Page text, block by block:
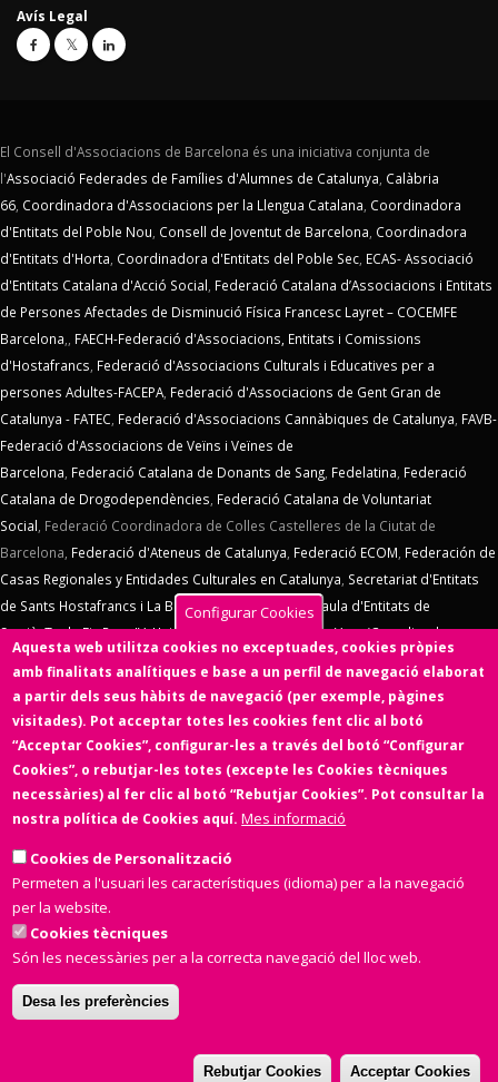
Avís Legal
El Consell d'Associacions de Barcelona és una iniciativa conjunta de
l'Associació Federades de Famílies d'Alumnes de Catalunya, Calàbria
66, Coordinadora d'Associacions per la Llengua Catalana, Coordinadora
d'Entitats del Poble Nou, Consell de Joventut de Barcelona, Coordinadora
d'Entitats d'Horta, Coordinadora d'Entitats del Poble Sec, ECAS- Associació
d'Entitats Catalana d'Acció Social, Federació Catalana d’Associacions i Entitats
de Persones Afectades de Disminució Física Francesc Layret – COCEMFE
Barcelona,, FAECH-Federació d'Associacions, Entitats i Comissions
d'Hostafrancs, Federació d'Associacions Culturals i Educatives per a
persones Adultes-FACEPA, Federació d'Associacions de Gent Gran de
Catalunya - FATEC, Federació d'Associacions Cannàbiques de Catalunya, FAVB-
Federació d'Associacions de Veïns i Veïnes de
Barcelona, Federació Catalana de Donants de Sang, Fedelatina, Federació
Catalana de Drogodependències, Federació Catalana de Voluntariat
Social, Federació Coordinadora de Colles Castelleres de la Ciutat de
Barcelona, Federació d'Ateneus de Catalunya, Federació ECOM, Federación de
Casas Regionales y Entidades Culturales en Catalunya, Secretariat d'Entitats
de Sants Hostafrancs i La Bordeta,SOS Racisme, Taula d'Entitats de
Sarrià,Taula Eix Pere IV,Unió d'Entitats de La Marina,Vern (Coordinadora
d'Entitats de La Verneda)
Xarxa d'Economia Solidària
Consell d'Associacions de Barcelona manté un conveni de col·laboració amb
Ens de l'Asociacionisme Cultural - ENS
Coordinadora Catalana de
Fundacions. El Consell d'Associacions de Barcelona és membre deXarxa
d'Economia Solidària,FETS – Finançament Ètic i Solidari,Associació
SinergiaTIC,Coop57i deFiare
Aquesta web ha estat desenvolupada per una entitat de l'Economia
Social i Solidària,
ànim de lucre.
Configurar Cookies
Aquesta web utilitza cookies no exceptuades, cookies pròpies
amb finalitats analítiques e base a un perfil de navegació elaborat
a partir dels seus hàbits de navegació (per exemple, pàgines
visitades). Pot acceptar totes les cookies fent clic al botó
“Acceptar Cookies”, configurar-les a través del botó “Configurar
Cookies”, o rebutjar-les totes (excepte les Cookies tècniques
necessàries) al fer clic al botó “Rebutjar Cookies”. Pot consultar la
nostra política de Cookies aquí. Mes informació
Cookies de Personalització
Permeten a l'usuari les característiques (idioma) per a la navegació
per la website.
Cookies tècniques
Són les necessàries per a la correcta navegació del lloc web.
Desa les preferències
Rebutjar Cookies Acceptar Cookies